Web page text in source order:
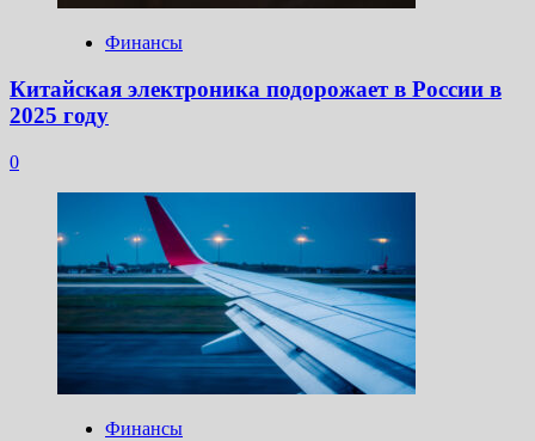
Финансы
Китайская электроника подорожает в России в
2025 году
0
Финансы